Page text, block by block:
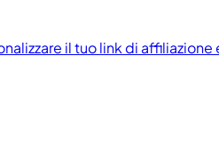
il tuo link di